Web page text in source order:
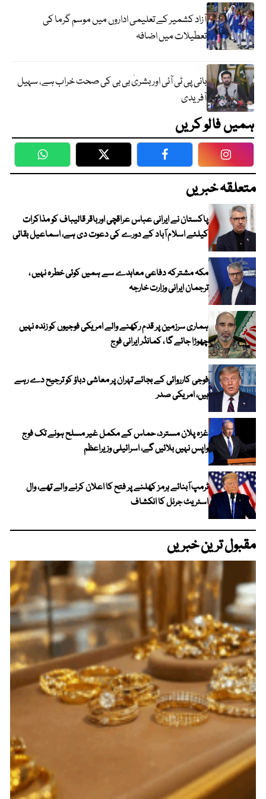
آزاد کشمیر کے تعلیمی اداروں میں موسم گرما کی
تعطیلات میں اضافہ
بانی پی ٹی آئی اور بشریٰ بی بی کی صحت خراب ہے، سہیل
آفریدی
ہمیں فالو کریں
WhatsApp Twitter Facebook
متعلقہ خبریں
پاکستان نے ایرانی عباس عراقچی اورباقر قالیباف کو مذاکرات
کیلئے اسلام آباد کے دورے کی دعوت دی ہے، اسماعیل بقائی
مکہ مشترکہ دفاعی معاہدے سے ہمیں کوئی خطرہ نہیں ،
ترجمان ایرانی وزارت خارجہ
ہماری سرزمین پر قدم رکھنے والے امریکی فوجیوں کو زندہ نہیں
چھوڑا جائے گا ، کمانڈر ایرانی فوج
فوجی کارروائی کے بجائے تہران پر معاشی دباؤ کو ترجیح دے رہے
ہیں، امریکی صدر
غزہ پلان مسترد، حماس کے مکمل غیر مسلح ہونے تک فوج
واپس نہیں بلائیں گے، اسرائیلی وزیراعظم
ٹرمپ آبنائے ہرمز کھلنے پر فتح کا اعلان کرنے والے تھے، وال
اسٹریٹ جرنل کا انکشاف
مقبول ترین خبریں